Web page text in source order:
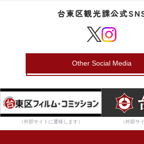
台東区観光課公式
Other Social Media
（外部サイトに遷移します） （外部サ